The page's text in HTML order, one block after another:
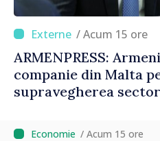
/ Acum 15 ore
ARMENPRESS:
companie din Malta
supravegherea
/ Acum 15 ore